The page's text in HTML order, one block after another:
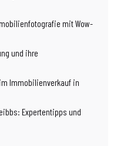
mit Wow-
und ihre
Immobilienverkauf in
Expertentipps und